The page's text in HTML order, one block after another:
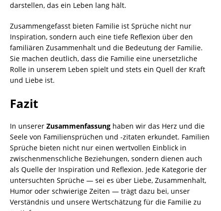
darstellen, das ein Leben lang hält.
Zusammengefasst bieten Familie ist Sprüche nicht nur
Inspiration, sondern auch eine tiefe Reflexion über den
familiären Zusammenhalt und die Bedeutung der Familie.
Sie machen deutlich, dass die Familie eine unersetzliche
Rolle in unserem Leben spielt und stets ein Quell der Kraft
und Liebe ist.
Fazit
In unserer Zusammenfassung haben wir das Herz und die
Seele von Familiensprüchen und -zitaten erkundet. Familien
Sprüche bieten nicht nur einen wertvollen Einblick in
zwischenmenschliche Beziehungen, sondern dienen auch
als Quelle der Inspiration und Reflexion. Jede Kategorie der
untersuchten Sprüche — sei es über Liebe, Zusammenhalt,
Humor oder schwierige Zeiten — trägt dazu bei, unser
Verständnis und unsere Wertschätzung für die Familie zu